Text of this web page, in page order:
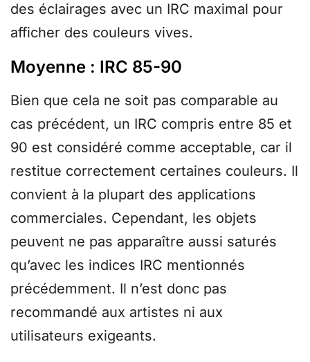
des éclairages avec un IRC maximal pour
afficher des couleurs vives.
Moyenne : IRC 85-90
Bien que cela ne soit pas comparable au
cas précédent, un IRC compris entre 85 et
90 est considéré comme acceptable, car il
restitue correctement certaines couleurs. Il
convient à la plupart des applications
commerciales. Cependant, les objets
peuvent ne pas apparaître aussi saturés
qu’avec les indices IRC mentionnés
précédemment. Il n’est donc pas
recommandé aux artistes ni aux
utilisateurs exigeants.